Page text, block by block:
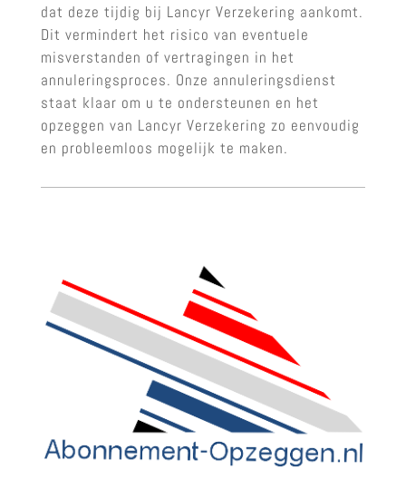
dat deze tijdig bij Lancyr Verzekering aankomt.
Dit vermindert het risico van eventuele
misverstanden of vertragingen in het
annuleringsproces. Onze annuleringsdienst
staat klaar om u te ondersteunen en het
opzeggen van Lancyr Verzekering zo eenvoudig
en probleemloos mogelijk te maken.